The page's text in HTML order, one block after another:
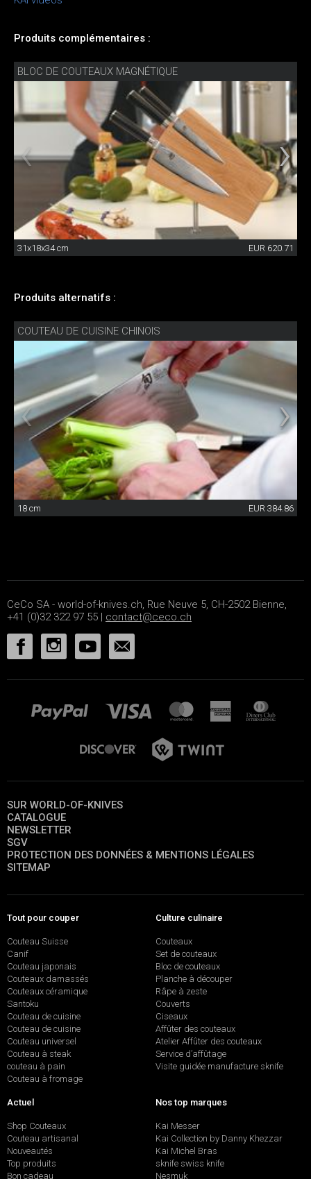
Produits complémentaires :
BLOC DE COUTEAUX MAGNÉTIQUE
31x18x34 cm EUR 620.71
Produits alternatifs :
COUTEAU DE CUISINE CHINOIS
18 cm EUR 384.86
CeCo SA - world-of-knives.ch, Rue Neuve 5, CH-2502 Bienne,
+41 (0)32 322 97 55 | contact@ceco.ch
SUR WORLD-OF-KNIVES
CATALOGUE
NEWSLETTER
SGV
PROTECTION DES DONNÉES & MENTIONS LÉGALES
SITEMAP
Tout pour couper
Couteau Suisse
Canif
Couteau japonais
Couteaux damassés
Couteaux céramique
Santoku
Couteau de cuisine
Couteau de cuisine
Couteau universel
Couteau à steak
couteau à pain
Couteau à fromage
Culture culinaire
Couteaux
Set de couteaux
Bloc de couteaux
Planche à découper
Râpe à zeste
Couverts
Ciseaux
Affûter des couteaux
Atelier Affûter des couteaux
Service d’affûtage
Visite guidée manufacture sknife
Actuel
Shop Couteaux
Couteau artisanal
Nouveautés
Top produits
Bon cadeau
Nos top marques
Kai Messer
Kai Collection by Danny Khezzar
Kai Michel Bras
sknife swiss knife
Nesmuk